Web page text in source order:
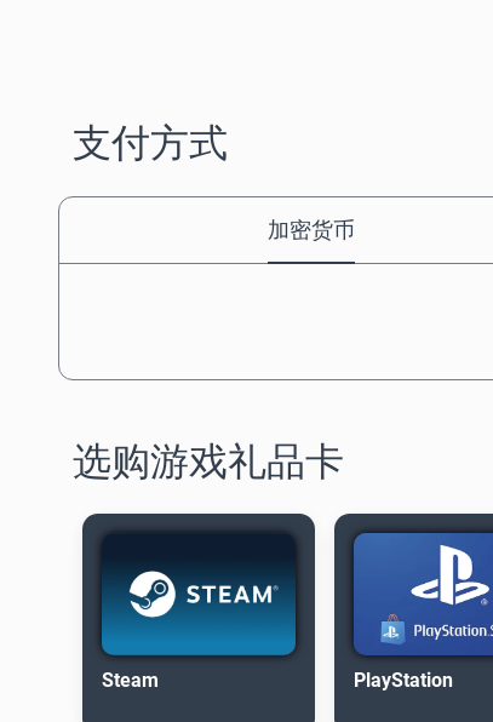
支付方式
加密货币
选购游戏礼品卡
Steam PlayStation